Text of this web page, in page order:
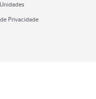
Privacidade